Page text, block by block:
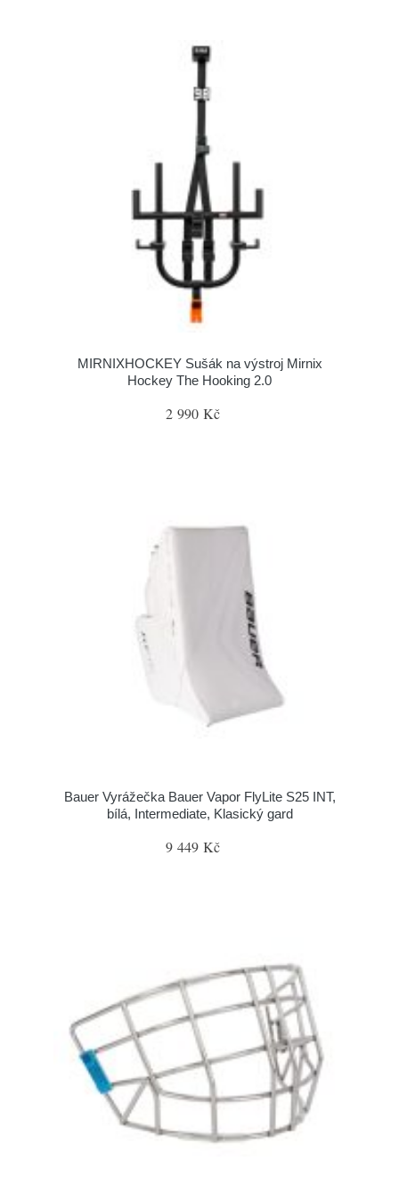
MIRNIXHOCKEY Sušák na výstroj Mirnix
Hockey The Hooking 2.0
2 990 Kč
Bauer Vyrážečka Bauer Vapor FlyLite S25 INT,
bílá, Intermediate, Klasický gard
9 449 Kč